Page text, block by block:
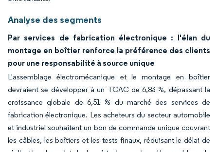
Analyse des segments
Par services de fabrication électronique : l'élan du
montage en boîtier renforce la préférence des clients
pour une responsabilité à source unique
L'assemblage électromécanique et le montage en boîtier
devraient se développer à un TCAC de 6,83 %, dépassant la
croissance globale de 6,51 % du marché des services de
fabrication électronique. Les acheteurs du secteur automobile
et industriel souhaitent un bon de commande unique couvrant
les câbles, les boîtiers et les tests finaux, réduisant le délai de